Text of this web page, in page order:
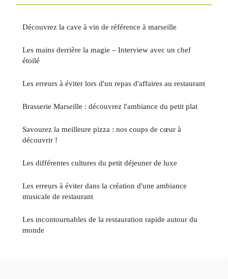
Découvrez la cave à vin de référence à marseille
Les mains derrière la magie – Interview avec un chef
étoilé
Les erreurs à éviter lors d'un repas d'affaires au restaurant
Brasserie Marseille : découvrez l'ambiance du petit plat
Savourez la meilleure pizza : nos coups de cœur à
découvrir !
Les différentes cultures du petit déjeuner de luxe
Les erreurs à éviter dans la création d'une ambiance
musicale de restaurant
Les incontournables de la restauration rapide autour du
monde